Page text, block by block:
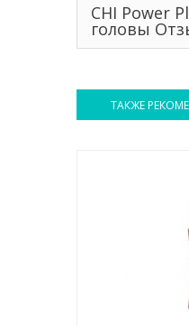
CHI Power
головы
ТАКЖЕ